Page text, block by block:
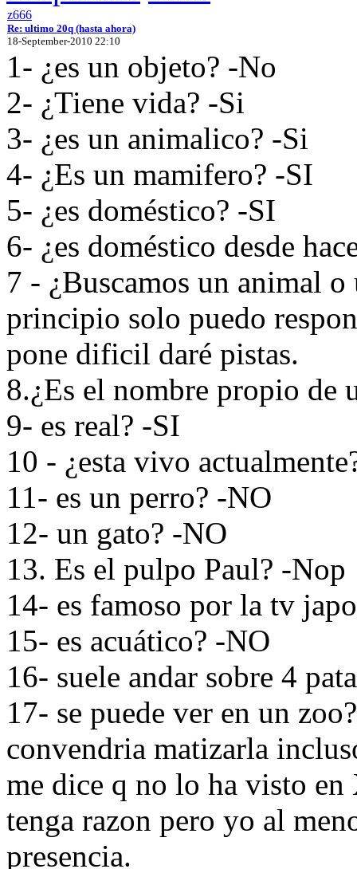
z666
Re: ultimo 20q (hasta ahora)
18-September-2010 22:10
1- ¿es un objeto? -No
2- ¿Tiene vida? -Si
3- ¿es un animalico? -Si
4- ¿Es un mamifero? -SI
5- ¿es doméstico? -SI
6- ¿es doméstico desde
7 - ¿Buscamos un animal
principio solo puedo
pone dificil daré pistas.
8.¿Es el nombre propio de
9- es real? -SI
10 - ¿esta vivo
11- es un perro? -NO
12- un gato? -NO
13. Es el pulpo Paul? -Nop
14- es famoso por la tv
15- es acuático? -NO
16- suele andar sobre 4
17- se puede ver en un
convendria matizarla
me dice q no lo ha visto en
tenga razon pero yo al
presencia.